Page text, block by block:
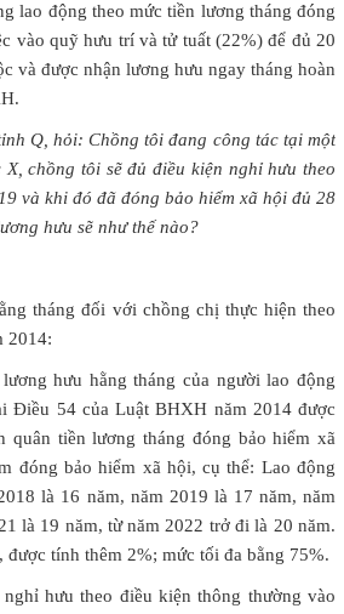
lao động theo mức tiền lương tháng đóng
vào quỹ hưu trí và tử tuất (22%) để đủ 20
và được nhận lương hưu ngay tháng hoàn
Q, hỏi: Chồng tôi đang công tác tại một
chồng tôi sẽ đủ điều kiện nghỉ hưu theo
và khi đó đã đóng bảo hiểm xã hội đủ 28
hưu sẽ như thế nào?
tháng đối với chồng chị thực hiện theo
2014:
hưu hằng tháng của người lao động
Điều 54 của Luật BHXH năm 2014 được
quân tiền lương tháng đóng bảo hiểm xã
đóng bảo hiểm xã hội, cụ thể: Lao động
là 16 năm, năm 2019 là 17 năm, năm
là 19 năm, từ năm 2022 trở đi là 20 năm.
được tính thêm 2%; mức tối đa bằng 75%.
hưu theo điều kiện thông thường vào